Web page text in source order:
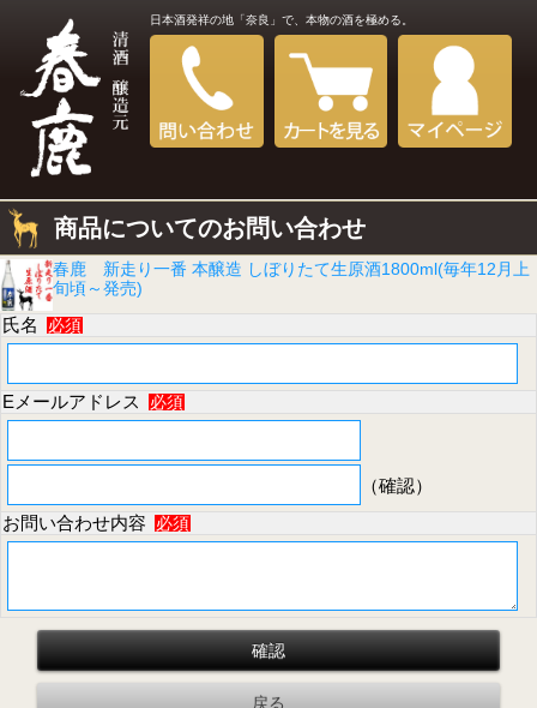
日本酒発祥の地「奈良」で、本物の酒を極める。
商品についてのお問い合わせ
春鹿 新走り一番 本醸造 しぼりたて生原酒1800ml(毎年12月上
旬頃～発売)
氏名 必須
Eメールアドレス 必須
（確認）
お問い合わせ内容
必須